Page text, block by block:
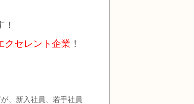
クセレント企業 ！
が、新入社員、若手社員